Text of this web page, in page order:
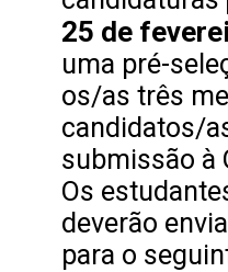
25 de
uma pré-
os/as três
candidatos/
submissão à
Os
deverão
para o